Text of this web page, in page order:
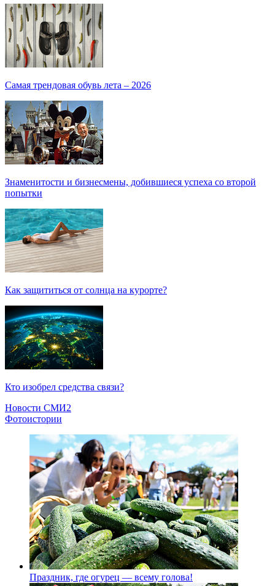
Самая трендовая обувь лета – 2026
Знаменитости и бизнесмены, добившиеся успеха со второй
попытки
Как защититься от солнца на курорте?
Кто изобрел средства связи?
Новости СМИ2
Фотоистории
Праздник, где огурец — всему голова!